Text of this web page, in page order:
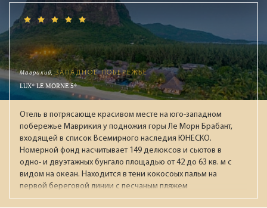
Маврикий,ЗАПАДНОЕ ПОБЕРЕЖЬЕ
LUX* LE MORNE 5*
Отель в потрясающе красивом месте на юго-западном
побережье Маврикия у подножия горы Ле Морн Брабант,
входящей в список Всемирного наследия ЮНЕСКО.
Номерной фонд насчитывает 149 делюксов и сьютов в
одно- и двуэтажных бунгало площадью от 42 до 63 кв. м с
видом на океан. Находится в тени кокосоых пальм на
первой береговой линии с песчаным пляжем
протяженностью около 800 метров в защищенной лагуной